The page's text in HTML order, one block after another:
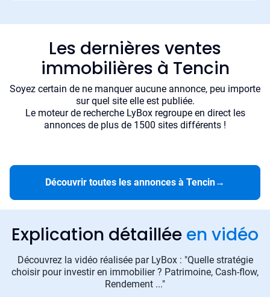
Les dernières ventes
immobilières à Tencin
Soyez certain de ne manquer aucune annonce, peu importe
sur quel site elle est publiée.
Le moteur de recherche LyBox regroupe en direct les
annonces de plus de 1500 sites différents !
Découvrir toutes les annonces à Tencin→
Explication détaillée en vidéo
Découvrez la vidéo réalisée par LyBox : "Quelle stratégie
choisir pour investir en immobilier ? Patrimoine, Cash-flow,
Rendement ..."